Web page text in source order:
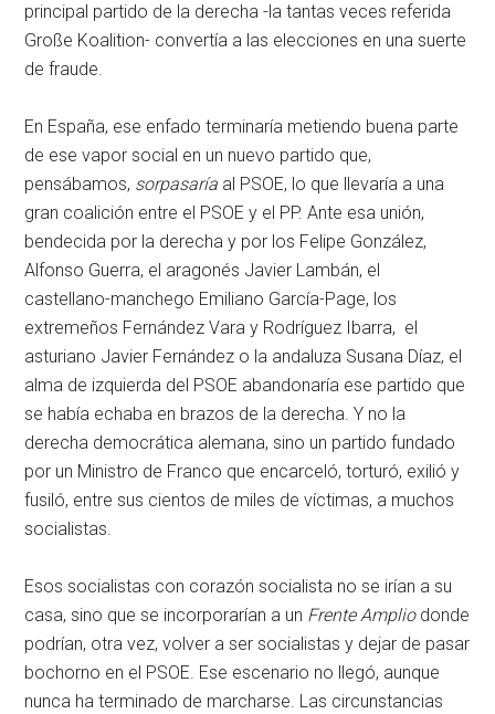
principal partido de la derecha -la tantas veces referida
Große Koalition- convertía a las elecciones en una suerte
de fraude.
En España, ese enfado terminaría metiendo buena parte
de ese vapor social en un nuevo partido que,
pensábamos, sorpasaría al PSOE, lo que llevaría a una
gran coalición entre el PSOE y el PP. Ante esa unión,
bendecida por la derecha y por los Felipe González,
Alfonso Guerra, el aragonés Javier Lambán, el
castellano-manchego Emiliano García-Page, los
extremeños Fernández Vara y Rodríguez Ibarra, el
asturiano Javier Fernández o la andaluza Susana Díaz, el
alma de izquierda del PSOE abandonaría ese partido que
se había echaba en brazos de la derecha. Y no la
derecha democrática alemana, sino un partido fundado
por un Ministro de Franco que encarceló, torturó, exilió y
fusiló, entre sus cientos de miles de víctimas, a muchos
socialistas.
Esos socialistas con corazón socialista no se irían a su
casa, sino que se incorporarían a un Frente Ampliodonde
podrían, otra vez, volver a ser socialistas y dejar de pasar
bochorno en el PSOE. Ese escenario no llegó, aunque
nunca ha terminado de marcharse. Las circunstancias